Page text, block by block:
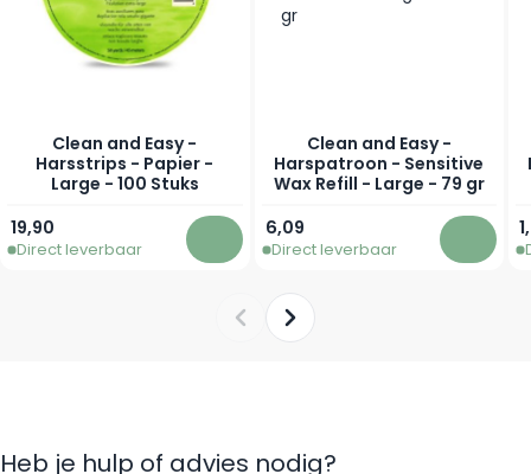
Clean and Easy -
Harsstrips - Papier -
Large - 100 Stuks
19,90
Direct leverbaar In winkelwagen
Clean and Easy -
Harspatroon - Sensitive
Wax Refill - Large - 79 gr
6,09
Direct leverbaar In
Heb je hulp of advies nodig?